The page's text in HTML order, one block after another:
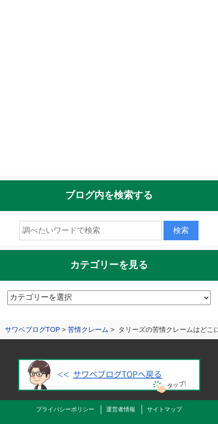
サワベブログTOP 苦情クレーム タリーズの苦情クレームはどこ
ブログ内を検索する
カテゴリーを見る
カ
リ
プライバシーポリシー 運営者情報 サイトマップ